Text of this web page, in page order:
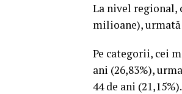
La nivel regional,
milioane),
Pe categorii, cei
ani (26,83%),
44 de ani (21,15%).